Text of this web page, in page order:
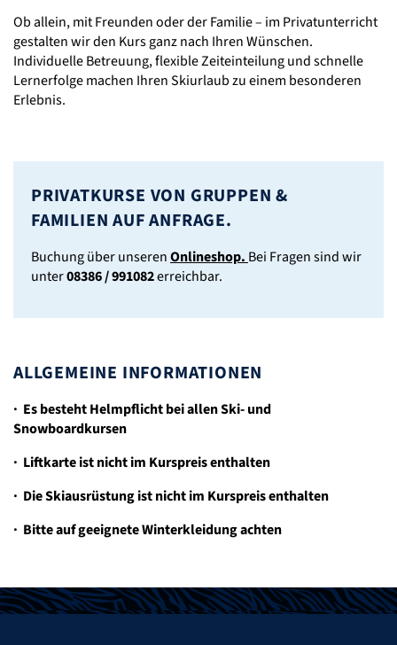
Ob allein, mit Freunden oder der Familie – im Privatunterricht
gestalten wir den Kurs ganz nach Ihren Wünschen.
Individuelle Betreuung, flexible Zeiteinteilung und schnelle
Lernerfolge machen Ihren Skiurlaub zu einem besonderen
Erlebnis.
PRIVATKURSE VON GRUPPEN &
FAMILIEN AUF ANFRAGE.
Buchung über unserenOnlineshop. Bei Fragen sind wir
unter08386 / 991082erreichbar.
ALLGEMEINE INFORMATIONEN
· Es besteht Helmpflicht bei allen Ski- und
Snowboardkursen
· Liftkarte ist nicht im Kurspreis enthalten
· Die Skiausrüstung ist nicht im Kurspreis enthalten
· Bitte auf geeignete Winterkleidung achten